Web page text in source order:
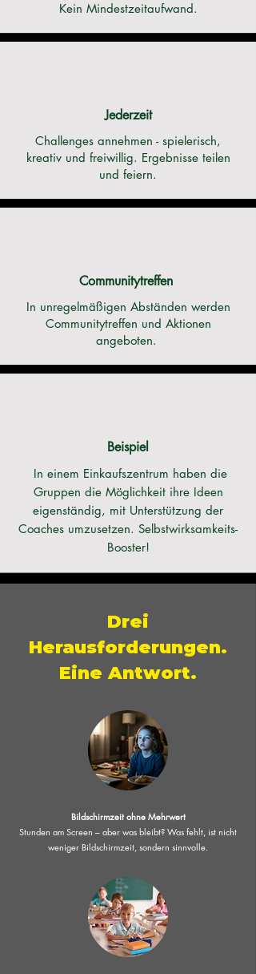
Kein Mindestzeitaufwand.
Jederzeit
Challenges annehmen - spielerisch,
kreativ und freiwillig. Ergebnisse teilen
und feiern.
Communitytreffen
In unregelmäßigen Abständen werden
Communitytreffen und Aktionen
angeboten.
Beispiel
In einem Einkaufszentrum haben die
Gruppen die Möglichkeit ihre Ideen
eigenständig, mit Unterstützung der
Coaches umzusetzen. Selbstwirksamkeits-
Booster!
Drei
Herausforderungen.
Eine Antwort.
Bildschirmzeit ohne Mehrwert
Stunden am Screen – aber was bleibt? Was fehlt, ist nicht
weniger Bildschirmzeit, sondern sinnvolle.